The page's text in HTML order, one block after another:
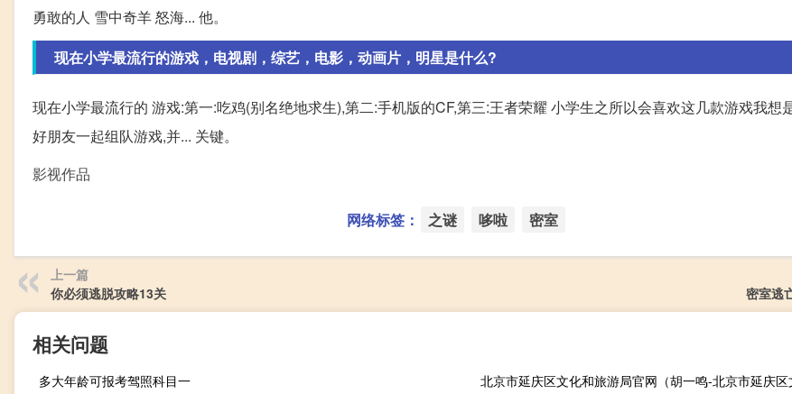
勇敢的人 雪中奇羊 怒海... 他。
现在小学最流行的游戏，电视剧，综艺，电影，动画片，明星是什么?
现在小学最流行的 游戏:第一:吃鸡(别名绝地求生),第二:手机版的CF,第三:王者荣耀 小学生之所以会喜欢这几款游戏我想
好朋友一起组队游戏,并... 关键。
影视作品
网络标签： 之谜 哆啦 密室
上一篇
你必须逃脱攻略13关
密室逃
相关问题
多大年龄可报考驾照科目一